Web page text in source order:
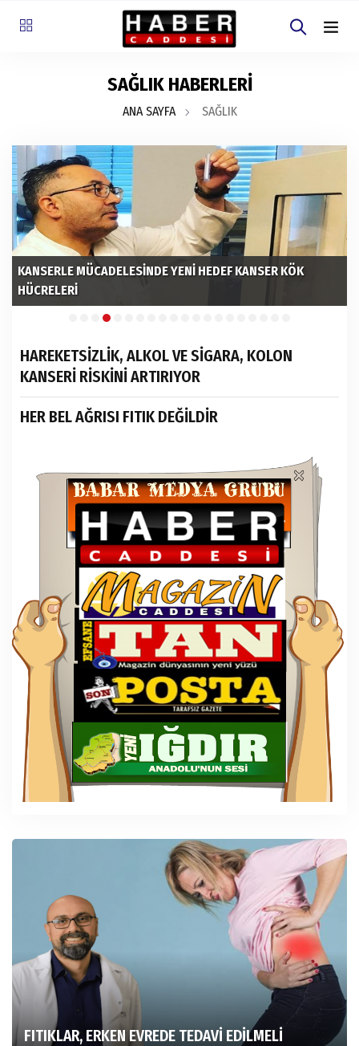
SAĞLIK HABERLERİ
ANA SAYFA SAĞLIK
KANSERLE MÜCADELESİNDE YENİ HEDEF KANSER KÖK
HÜCRELERİ
HAREKETSİZLİK, ALKOL VE SİGARA, KOLON
KANSERİ RİSKİNİ ARTIRIYOR
HER BEL AĞRISI FITIK DEĞİLDİR
FITIKLAR, ERKEN EVREDE TEDAVİ EDİLMELİ